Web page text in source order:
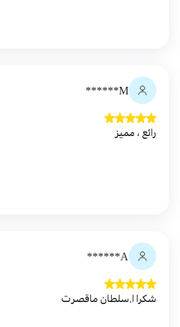
M******
رائع ، مميز
A******
شكرا ا.سلطان ماقصرت